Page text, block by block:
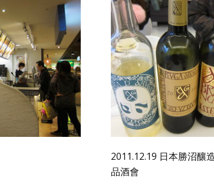
2011.12.19 日本勝沼釀
品酒會